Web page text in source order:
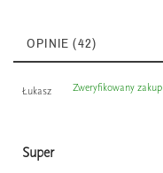
OPINIE (42)
Łukasz Zweryfikowany zakup
Super